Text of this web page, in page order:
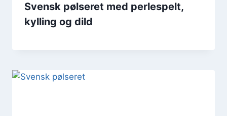
Svensk pølseret med perlespelt,
kylling og dild